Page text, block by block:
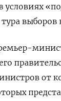
условиях
тура
от